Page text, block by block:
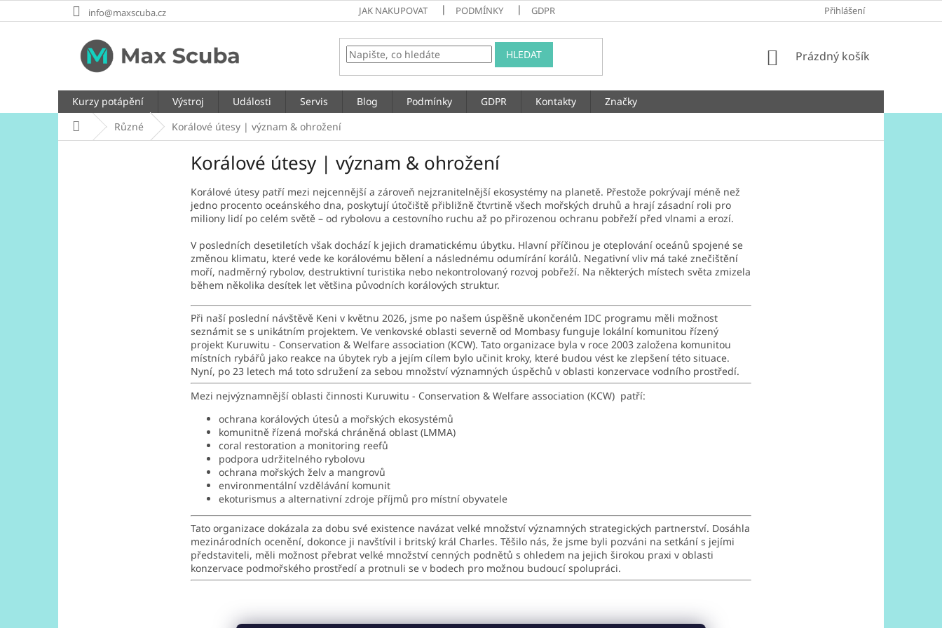
na
info@maxscuba.cz JAK NAKUPOVAT PODMÍNKY GDPR Přihlášení
HLEDAT
NÁKUPNÍ
Prázdný košík
Kurzy potápění Výstroj Události Servis Blog Podmínky GDPR Kontakty
Značky
Domů Různé Korálové útesy | význam & ohrožení
Korálové útesy | význam & ohrožení
Korálové útesy patří mezi nejcennější a zároveň nejzranitelnější ekosystémy na planetě. Přestože pokrývají méně než
jedno procento oceánského dna, poskytují útočiště přibližně čtvrtině všech mořských druhů a hrají zásadní roli pro
miliony lidí po celém světě – od rybolovu a cestovního ruchu až po přirozenou ochranu pobřeží před vlnami a erozí.
V posledních desetiletích však dochází k jejich dramatickému úbytku. Hlavní příčinou je oteplování oceánů spojené se
změnou klimatu, které vede ke korálovému bělení a následnému odumírání korálů. Negativní vliv má také znečištění
moří, nadměrný rybolov, destruktivní turistika nebo nekontrolovaný rozvoj pobřeží. Na některých místech světa zmizela
během několika desítek let většina původních korálových struktur.
Při naší poslední návštěvě Keni v květnu 2026, jsme po našem úspěšně ukončeném IDC programu měli možnost
seznámit se s unikátním projektem. Ve venkovské oblasti severně od Mombasy funguje lokální komunitou řízený
projekt Kuruwitu - Conservation & Welfare association (KCW). Tato organizace byla v roce 2003 založena komunitou
místních rybářů jako reakce na úbytek ryb a jejím cílem bylo učinit kroky, které budou vést ke zlepšení této situace.
Nyní, po 23 letech má toto sdružení za sebou množství významných úspěchů v oblasti konzervace vodního prostředí.
Mezi nejvýznamnější oblasti činnosti Kuruwitu - Conservation & Welfare association (KCW) patří:
ochrana korálových útesů a mořských ekosystémů
komunitně řízená mořská chráněná oblast (LMMA)
coral restoration a monitoring reefů
podpora udržitelného rybolovu
ochrana mořských želv a mangrovů
environmentální vzdělávání komunit
ekoturismus a alternativní zdroje příjmů pro místní obyvatele
Tato organizace dokázala za dobu své existence navázat velké množství významných strategických partnerství. Dosáhla
mezinárodních ocenění, dokonce ji navštívil i britský král Charles. Těšilo nás, že jsme byli pozváni na setkání s jejími
představiteli, měli možnost přebrat velké množství cenných podnětů s ohledem na jejich širokou praxi v oblasti
konzervace podmořského prostředí a protnuli se v bodech pro možnou budoucí spolupráci.